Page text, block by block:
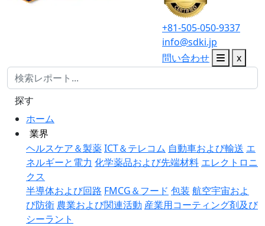
+81-505-050-9337
info@sdki.jp
問い合わせ
x
ホーム
業界
ヘルスケア＆製薬ICT＆テレコム 自動車および輸送 エ
ネルギーと電力 化学薬品および先端材料 エレクトロニ
クス
半導体および回路 FMCG＆フード 包装 航空宇宙およ
び防衛 農業および関連活動 産業用コーティング剤及び
シーラント
探す